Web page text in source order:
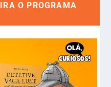
O PROGRAMA